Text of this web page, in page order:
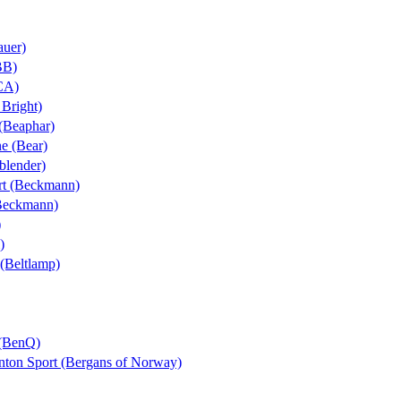
(Bear)
(Beckmann)
Sport (Bergans of Norway)